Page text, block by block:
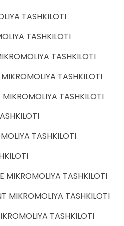
TASHKILOTI
TASHKILOTI
TASHKILOTI
TASHKILOTI
TASHKILOTI
TASHKILOTI
MIKROMOLIYA TASHKILOTI
MIKROMOLIYA TASHKILOTI
TASHKILOTI